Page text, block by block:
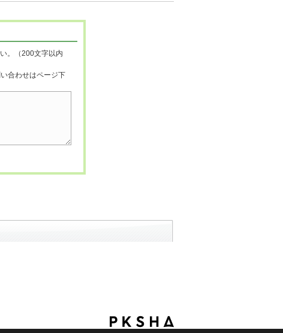
。（200文字以内
合わせはページ下